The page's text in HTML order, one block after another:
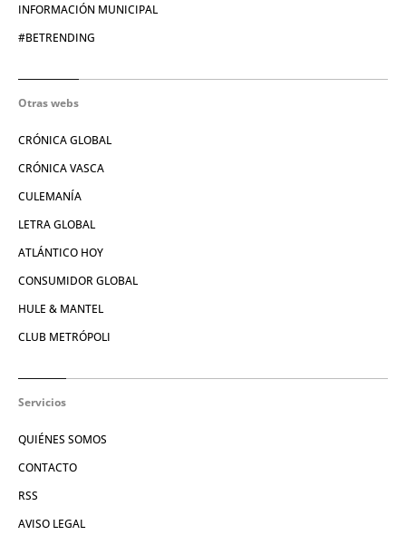
INFORMACIÓN MUNICIPAL
#BETRENDING
Otras webs
CRÓNICA GLOBAL
CRÓNICA VASCA
CULEMANÍA
LETRA GLOBAL
ATLÁNTICO HOY
CONSUMIDOR GLOBAL
HULE & MANTEL
CLUB METRÓPOLI
Servicios
QUIÉNES SOMOS
CONTACTO
RSS
AVISO LEGAL